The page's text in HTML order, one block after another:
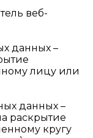
веб-
данных –
лицу или
данных –
раскрытие
кругу